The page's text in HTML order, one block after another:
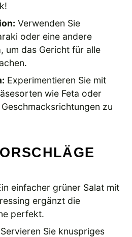
Verwenden Sie
oder eine andere
um das Gericht für alle
Experimentieren Sie mit
wie Feta oder
zu
einfacher grüner Salat mit
ergänzt die
perfekt.
Servieren Sie knuspriges